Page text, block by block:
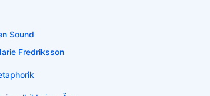
Sound
Fredriksson